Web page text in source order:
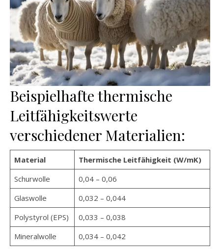
Beispielhafte thermische
Leitfähigkeitswerte
verschiedener Materialien:
Material
Thermische Leitfähigkeit (W/mK)
Schurwolle
0,04 – 0,06
Glaswolle
0,032 – 0,044
Polystyrol (EPS)
0,033 – 0,038
Mineralwolle
0,034 – 0,042